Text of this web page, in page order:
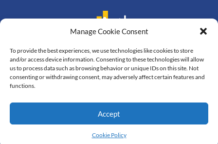
Manage Cookie Consent
To provide the best experiences, we use technologies like cookies to store
and/or access device information. Consenting to these technologies will allow
us to process data such as browsing behavior or unique IDs on this site. Not
consenting or withdrawing consent, may adversely affect certain features and
functions.
Accept
Cookie Policy
Contact us
Department of Mathematics
Faculty of Science, Mahidol University
Ratchathewi, Bangkok, 10400
Tel: +66 2201-5340-3, Fax: +66 2201-5343
© All Rights Reserved